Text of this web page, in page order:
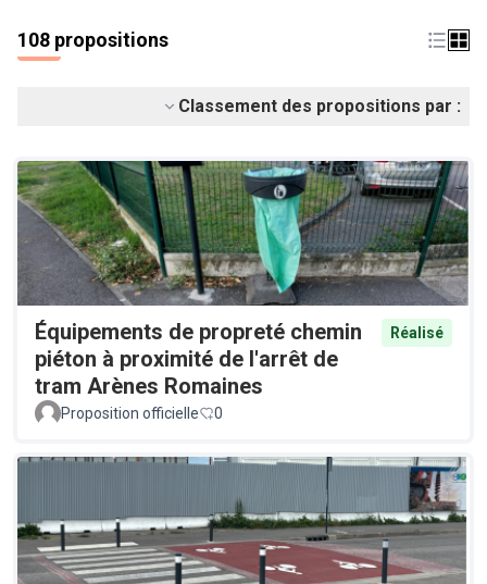
108 propositions
Classement des propositions par :
Équipements de propreté chemin
piéton à proximité de l'arrêt de
tram Arènes Romaines
Réalisé
Proposition officielle 0